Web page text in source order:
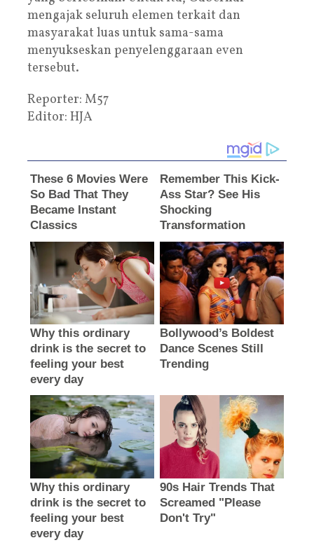
mengajak seluruh elemen terkait dan
masyarakat luas untuk sama-sama
menyukseskan penyelenggaraan even
tersebut.
Reporter: M57
Editor: HJA